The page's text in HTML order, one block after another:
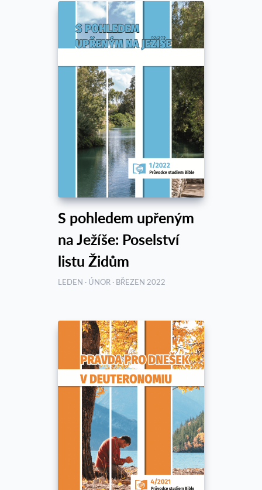
S pohledem upřeným
na Ježíše: Poselství
listu Židům
LEDEN · ÚNOR · BŘEZEN 2022